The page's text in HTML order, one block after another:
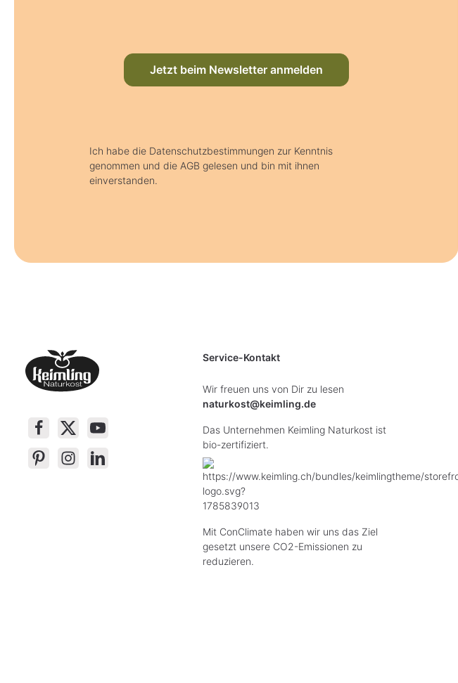
Jetzt beim Newsletter anmelden
Ich habe die Datenschutzbestimmungen zur Kenntnis
genommen und die AGB gelesen und bin mit ihnen
einverstanden.
Service-Kontakt
Wir freuen uns von Dir zu lesen
naturkost@keimling.de
Das Unternehmen Keimling Naturkost ist
bio-zertifiziert.
Mit ConClimate haben wir uns das Ziel
gesetzt unsere CO2-Emissionen zu
reduzieren.